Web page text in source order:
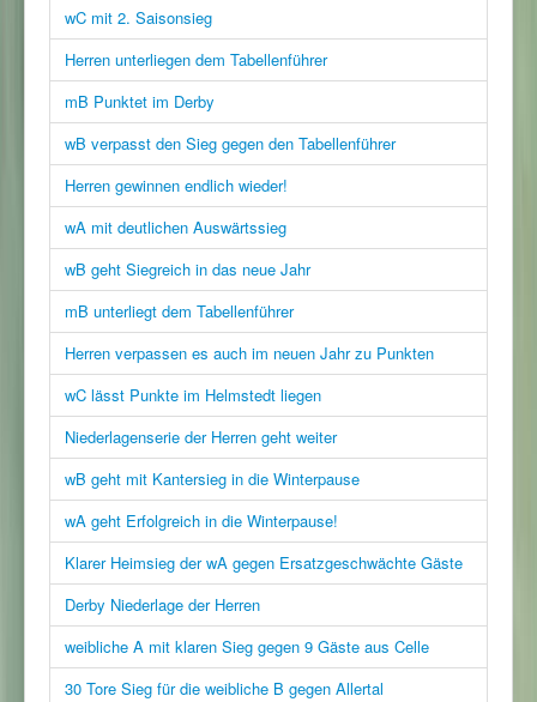
wC mit 2. Saisonsieg
Herren unterliegen dem Tabellenführer
mB Punktet im Derby
wB verpasst den Sieg gegen den Tabellenführer
Herren gewinnen endlich wieder!
wA mit deutlichen Auswärtssieg
wB geht Siegreich in das neue Jahr
mB unterliegt dem Tabellenführer
Herren verpassen es auch im neuen Jahr zu Punkten
wC lässt Punkte im Helmstedt liegen
Niederlagenserie der Herren geht weiter
wB geht mit Kantersieg in die Winterpause
wA geht Erfolgreich in die Winterpause!
Klarer Heimsieg der wA gegen Ersatzgeschwächte Gäste
Derby Niederlage der Herren
weibliche A mit klaren Sieg gegen 9 Gäste aus Celle
30 Tore Sieg für die weibliche B gegen Allertal